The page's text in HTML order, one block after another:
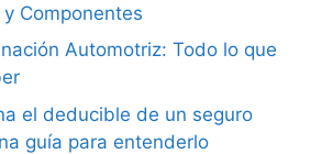
Componentes
Automotriz: Todo lo que
el deducible de un seguro
guía para entenderlo